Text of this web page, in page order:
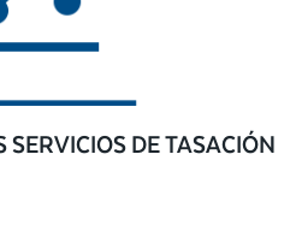
SERVICIOS DE TASACIÓN